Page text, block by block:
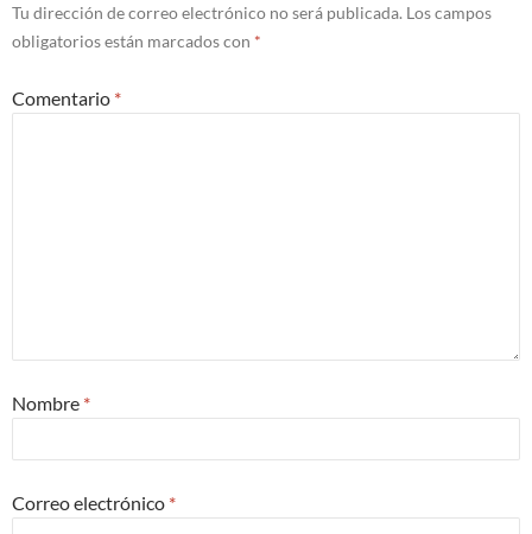
Tu dirección de correo electrónico no será publicada. Los campos
obligatorios están marcados con *
Comentario *
Nombre *
Correo electrónico *